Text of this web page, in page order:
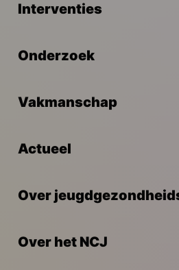
Interventies
Onderzoek
Vakmanschap
Actueel
Over
Over het NCJ